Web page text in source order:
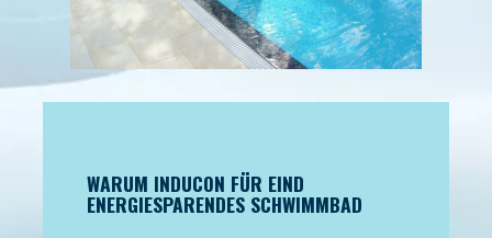
WARUM INDUCON FÜR EIND
ENERGIESPARENDES SCHWIMMBAD